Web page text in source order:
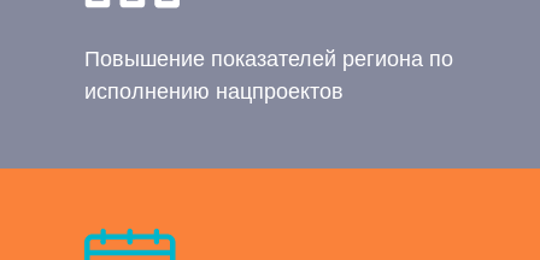
Повышение показателей региона по
исполнению нацпроектов